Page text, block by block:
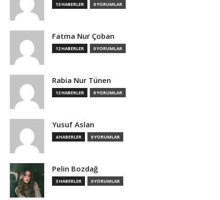
13 HABERLER 0 YORUMLAR
Fatma Nur Çoban
12 HABERLER 0 YORUMLAR
Rabia Nur Tünen
12 HABERLER 0 YORUMLAR
Yusuf Aslan
4 HABERLER 0 YORUMLAR
Pelin Bozdağ
3 HABERLER 0 YORUMLAR